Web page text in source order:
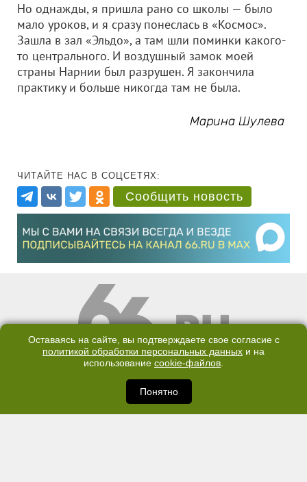
Но однажды, я пришла рано со школы — было
мало уроков, и я сразу понеслась в «Космос».
Зашла в зал «Эльдо», а там шли поминки какого-
то центрального. И воздушный замок моей
страны Нарнии был разрушен. Я закончила
практику и больше никогда там не была.
Марина Шулева
ЧИТАЙТЕ НАС В СОЦСЕТЯХ:
Сообщить новость
КОНТАКТЫ ОТДЕЛ ПРОДАЖ
КАНАЛ В TELEGRAM
Оставаясь на сайте, вы подтверждаете свое согласие с
политикой обработки персональных данных и на
использование cookie-файлов.
Понятно